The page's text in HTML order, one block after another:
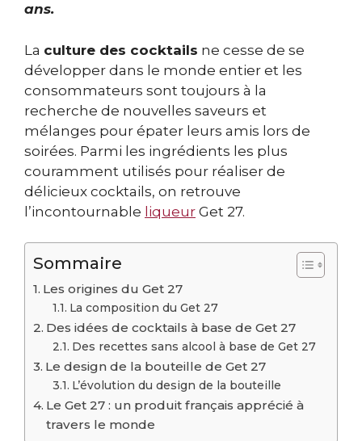
ans.
La culture des cocktails ne cesse de se
développer dans le monde entier et les
consommateurs sont toujours à la
recherche de nouvelles saveurs et
mélanges pour épater leurs amis lors de
soirées. Parmi les ingrédients les plus
couramment utilisés pour réaliser de
délicieux cocktails, on retrouve
l’incontournable liqueur Get 27.
Sommaire
Les origines du Get 27
La composition du Get 27
Des idées de cocktails à base de Get 27
Des recettes sans alcool à base de Get 27
Le design de la bouteille de Get 27
L’évolution du design de la bouteille
Le Get 27 : un produit français apprécié à
travers le monde